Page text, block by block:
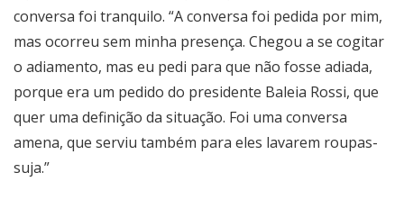
conversa foi tranquilo. “A conversa foi pedida por mim,
mas ocorreu sem minha presença. Chegou a se cogitar
o adiamento, mas eu pedi para que não fosse adiada,
porque era um pedido do presidente Baleia Rossi, que
quer uma definição da situação. Foi uma conversa
amena, que serviu também para eles lavarem roupas-
suja.”